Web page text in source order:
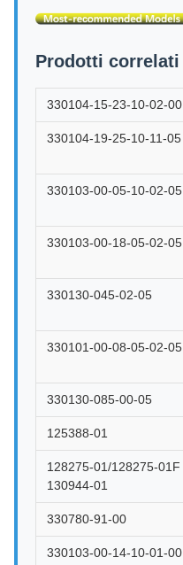
Prodotti correlati
330104-15-23-10-02-00
330104-19-25-10-11-05
330103-00-05-10-02-05
330103-00-18-05-02-05
330130-045-02-05
330101-00-08-05-02-05
330130-085-00-05
125388-01
128275-01/128275-01F
130944-01
330780-91-00
330103-00-14-10-01-00